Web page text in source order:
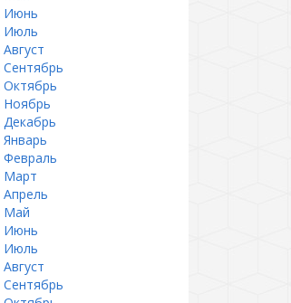
Июнь
Июль
Сентябрь
Октябрь
Ноябрь
Декабрь
Январь
Февраль
Март
Апрель
Май
Июнь
Июль
Сентябрь